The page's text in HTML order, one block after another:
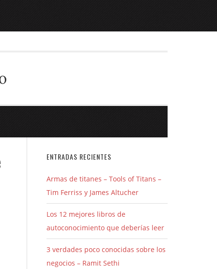
ENTRADAS RECIENTES
Armas de titanes – Tools of Titans –
Tim Ferriss y James Altucher
Los 12 mejores libros de
autoconocimiento que deberías leer
3 verdades poco conocidas sobre los
negocios – Ramit Sethi